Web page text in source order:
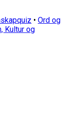
• Ord og
Kultur og